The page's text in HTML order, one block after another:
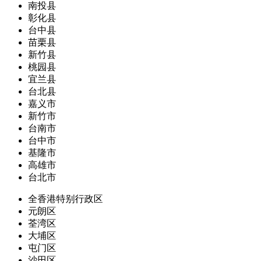
南投县
彰化县
台中县
苗栗县
新竹县
桃园县
宜兰县
台北县
嘉义市
新竹市
台南市
台中市
基隆市
高雄市
台北市
全香港特别行政区
元朗区
荃湾区
大埔区
屯门区